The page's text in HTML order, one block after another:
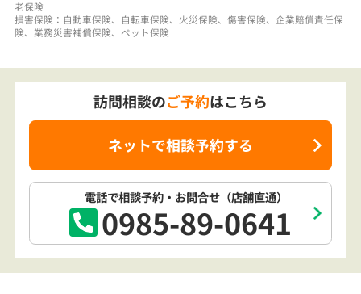
電話で相談予約・お問合せ（店舗直通）
0985-89-0641
ネットで相談予約する